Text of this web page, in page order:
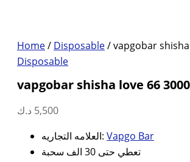
Home/ Disposable/ vapgobar shisha
Disposable
vapgobar shisha love 66
5,500 د.ك
العلامه التجاريه: Vapgo Bar
تعطي حتى 30 الف سحبة